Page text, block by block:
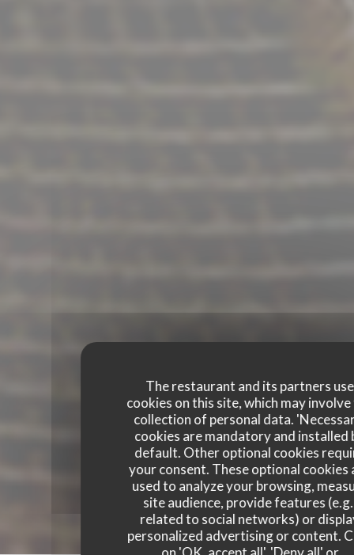
The restaurant and its partners use
cookies on this site, which may
collection of personal data.
cookies are mandatory and installed
default. Other optional cookies
your consent. These optional cookies
used to analyze your browsing,
site audience, provide features
related to social networks) or
personalized advertising or content.